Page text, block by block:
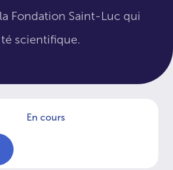
Fondation Saint-Luc qui
scientifique.
En cours